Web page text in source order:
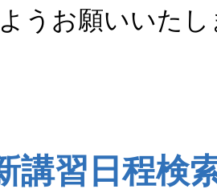
うお願いいた
講習日程検